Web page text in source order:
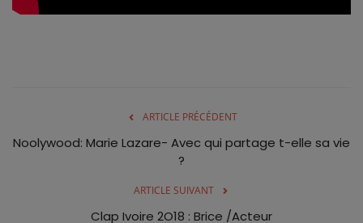
Contactez-nous
ARTICLE PRÉCÉDENT
Noolywood: Marie Lazare- Avec qui partage t-elle sa vie
?
ARTICLE SUIVANT
Clap Ivoire 2O18 : Brice /Acteur